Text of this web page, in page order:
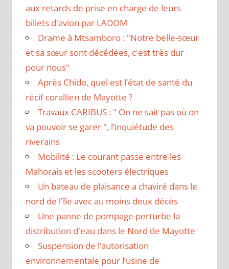
aux retards de prise en charge de leurs
billets d'avion par LADOM
Drame à Mtsamboro : "Notre belle-sœur
et sa sœur sont décédées, c'est très dur
pour nous"
Après Chido, quel est l’état de santé du
récif corallien de Mayotte ?
Travaux CARIBUS : " On ne sait pas où on
va pouvoir se garer ", l’inquiétude des
riverains
Mobilité : Le courant passe entre les
Mahorais et les scooters électriques
Un bateau de plaisance a chaviré dans le
nord de l'île avec au moins deux décès
Une panne de pompage perturbe la
distribution d'eau dans le Nord de Mayotte
Suspension de l’autorisation
environnementale pour l’usine de